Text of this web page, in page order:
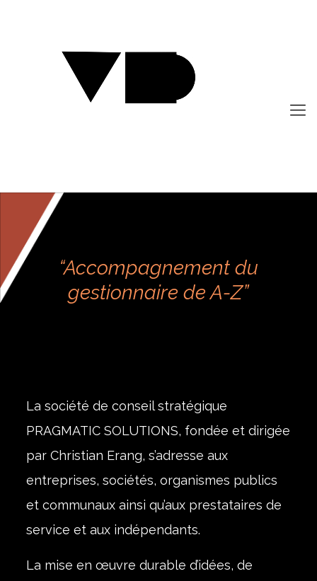
“Accompagnement du
gestionnaire de A-Z”
La société de conseil stratégique
PRAGMATIC SOLUTIONS, fondée et dirigée
par Christian Erang, s’adresse aux
entreprises, sociétés, organismes publics
et communaux ainsi qu’aux prestataires de
service et aux indépendants.
La mise en œuvre durable d’idées, de